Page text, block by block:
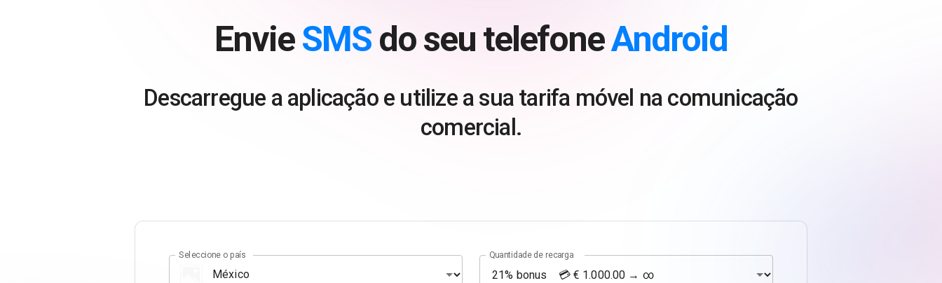
EnvieSMS do seu telefoneAndroid
Descarregue a aplicação e utilize a sua tarifa móvel na comunicação
comercial.
Seleccione o país Quantidade de recarga